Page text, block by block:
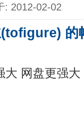
: 2012-02-02
(tofigure) 的
大 网盘更强大